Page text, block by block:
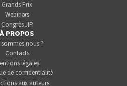
Grands Prix
Webinars
Congrès JIP
À PROPOS
sommes-nous ?
Contacts
légales
de confidentialité
aux auteurs